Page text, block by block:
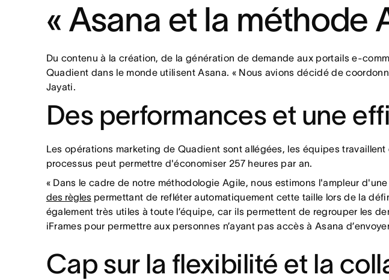
« Asana et la méthode
Du contenu à la création, de la génération de demande aux portails e-
Quadient dans le monde utilisent Asana. « Nous avions décidé de
Jayati.
Des performances et une
Les opérations marketing de Quadient sont allégées, les équipes
processus peut permettre d'économiser 257 heures par an.
« Dans le cadre de notre méthodologie Agile, nous estimons l'ampleur
des règles permettant de refléter automatiquement cette taille lors de la
également très utiles à toute l’équipe, car ils permettent de regrouper les
iFrames pour permettre aux personnes n’ayant pas accès à Asana
Cap sur la flexibilité et la